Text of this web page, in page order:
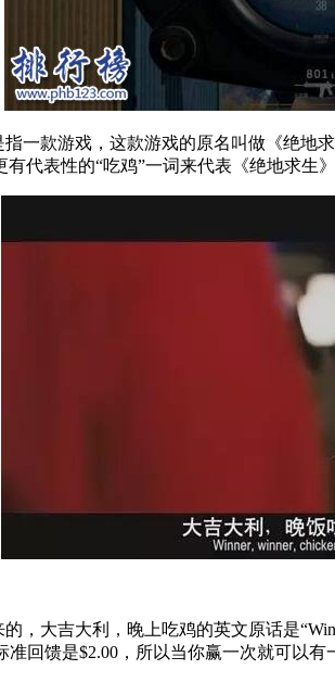
款游戏，这款游戏的原名叫做《绝地
代表性的“吃鸡”一词来代表《绝地求生
大吉大利，晚上吃鸡的英文原话是
回馈是$2.00，所以当你赢一次就可以